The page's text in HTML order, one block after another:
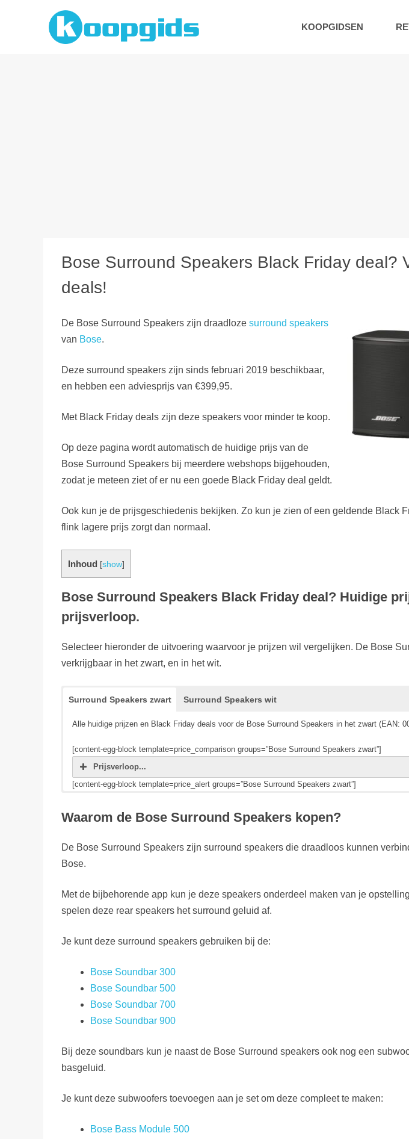
KOOPGIDSEN
Bose Surround Speakers Black Friday deal?
deals!
De Bose Surround Speakers zijn draadloze surround speakers
van Bose.
Deze surround speakers zijn sinds februari 2019 beschikbaar,
en hebben een adviesprijs van €399,95.
Met Black Friday deals zijn deze speakers voor minder te koop.
Op deze pagina wordt automatisch de huidige prijs van de
Bose Surround Speakers bij meerdere webshops bijgehouden,
zodat je meteen ziet of er nu een goede Black Friday deal geldt.
Ook kun je de prijsgeschiedenis bekijken. Zo kun je zien of een geldende Black
flink lagere prijs zorgt dan normaal.
Inhoud [show]
Bose Surround Speakers Black Friday deal? Huidige
prijsverloop.
Selecteer hieronder de uitvoering waarvoor je prijzen wil vergelijken. De Bose
verkrijgbaar in het zwart, en in het wit.
Surround Speakers zwart Surround Speakers wit
Alle huidige prijzen en Black Friday deals voor de Bose Surround Speakers in het zwart (EAN:
[content-egg-block template=price_comparison groups=”Bose Surround Speakers zwart”]
Prijsverloop...
[content-egg-block template=price_alert groups=”Bose Surround Speakers zwart”]
[content-egg-block template=price_comparison groups=”Bose Surround Speakers wit”]
Waarom de Bose Surround Speakers kopen?
De Bose Surround Speakers zijn surround speakers die draadloos kunnen
Bose.
Met de bijbehorende app kun je deze speakers onderdeel maken van je
spelen deze rear speakers het surround geluid af.
Je kunt deze surround speakers gebruiken bij de:
Bose Soundbar 300
Bose Soundbar 500
Bose Soundbar 700
Bose Soundbar 900
Bij deze soundbars kun je naast de Bose Surround speakers ook nog een
basgeluid.
Je kunt deze subwoofers toevoegen aan je set om deze compleet te maken:
Bose Bass Module 500